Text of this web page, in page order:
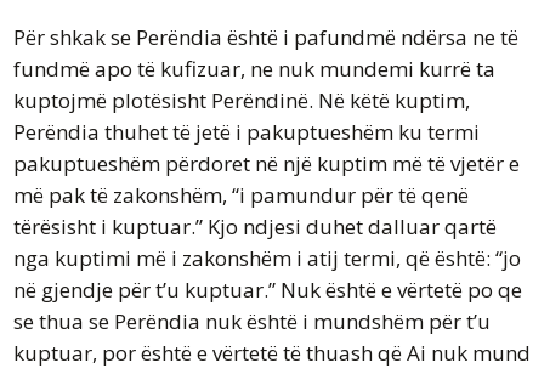
Për shkak se Perëndia është i pafundmë ndërsa ne të
fundmë apo të kufizuar, ne nuk mundemi kurrë ta
kuptojmë plotësisht Perëndinë. Në këtë kuptim,
Perëndia thuhet të jetë i pakuptueshëm ku termi
pakuptueshëm përdoret në një kuptim më të vjetër e
më pak të zakonshëm, “i pamundur për të qenë
tërësisht i kuptuar.” Kjo ndjesi duhet dalluar qartë
nga kuptimi më i zakonshëm i atij termi, që është: “jo
në gjendje për t’u kuptuar.” Nuk është e vërtetë po qe
se thua se Perëndia nuk është i mundshëm për t’u
kuptuar, por është e vërtetë të thuash që Ai nuk mund